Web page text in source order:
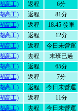
高工) 返程
6分
高工) 返程
81分
高工) 返程
18:45 發車
高工) 返程
12分
高工) 返程
今日未營運
高工) 去程
末班已過
高工) 返程
65分
高工) 返程
7分
高工) 返程
今日未營運
高工) 返程
11分
高工) 去程
今日未營運